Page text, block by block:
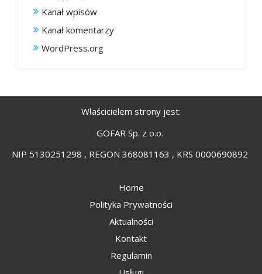
Kanał wpisów
Kanał komentarzy
WordPress.org
Właścicielem strony jest:
GOFAR Sp. z o.o.
NIP 5130251298 , REGON 368081163 , KRS 0000690892
Home
Polityka Prywatności
Aktualności
Kontakt
Regulamin